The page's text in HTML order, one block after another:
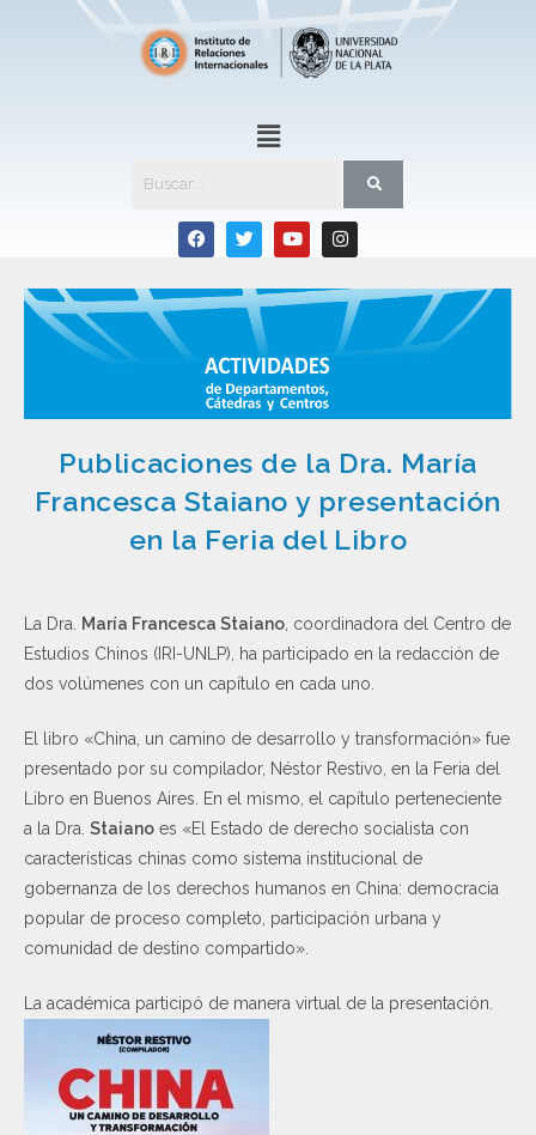
Publicaciones de la Dra. María
Francesca Staiano y presentación
en la Feria del Libro
La Dra. María Francesca Staiano , coordinadora del Centro de
Estudios Chinos (IRI-UNLP), ha participado en la redacción de
dos volúmenes con un capítulo en cada uno.
El libro «China, un camino de desarrollo y transformación» fue
presentado por su compilador, Néstor Restivo, en la Feria del
Libro en Buenos Aires. En el mismo, el capítulo perteneciente
a la Dra. Staiano es «El Estado de derecho socialista con
características chinas como sistema institucional de
gobernanza de los derechos humanos en China: democracia
popular de proceso completo, participación urbana y
comunidad de destino compartido».
La académica participó de manera virtual de la presentación.